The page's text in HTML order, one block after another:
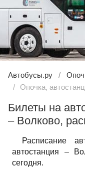
Автобусы.ру
Опочка,
Билеты на
– Волково,
Расписание
автостанция –
сегодня.